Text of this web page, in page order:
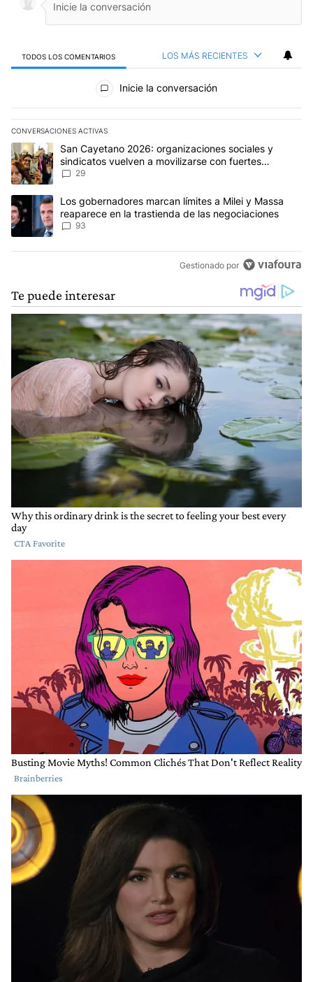
TODOS LOS COMENTARIOS LOS MÁS RECIENTES
Todos los comentarios
Inicie la conversación
CONVERSACIONES ACTIVAS
Este listado muestra los artículos con más comentarios en los
Un artículo de tendencia con el título "San Cayetano 2026:
San Cayetano 2026: organizaciones sociales y
sindicatos vuelven a movilizarse con fuertes
reclamos al Gobierno
29
Un artículo de tendencia con el título "Los gobernadores
Los gobernadores marcan límites a Milei y Massa
reaparece en la trastienda de las negociaciones
93
Gestionado por